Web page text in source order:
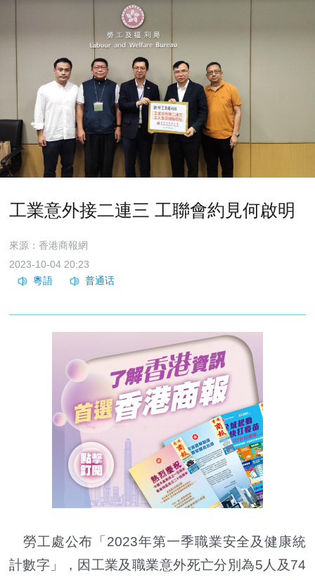
工業意外接二連三 工聯會約見何啟明
來源：香港商報網
2023-10-04 20:23
勞工處公布「2023年第一季職業安全及健康統
計數字」，因工業及職業意外死亡分別為5人及74